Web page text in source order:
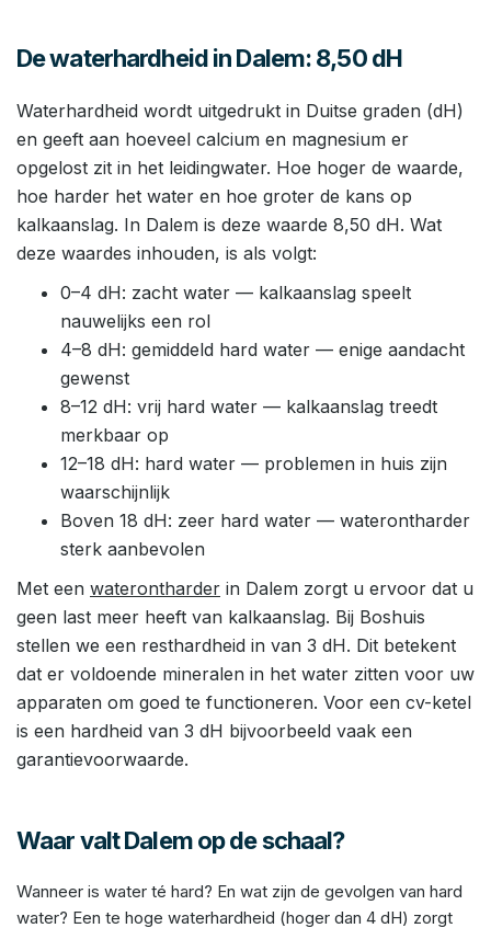
De waterhardheid in Dalem: 8,50 dH
Waterhardheid wordt uitgedrukt in Duitse graden (dH)
en geeft aan hoeveel calcium en magnesium er
opgelost zit in het leidingwater. Hoe hoger de waarde,
hoe harder het water en hoe groter de kans op
kalkaanslag. In Dalem is deze waarde 8,50 dH. Wat
deze waardes inhouden, is als volgt:
0–4 dH: zacht water — kalkaanslag speelt
nauwelijks een rol
4–8 dH: gemiddeld hard water — enige aandacht
gewenst
8–12 dH: vrij hard water — kalkaanslag treedt
merkbaar op
12–18 dH: hard water — problemen in huis zijn
waarschijnlijk
Boven 18 dH: zeer hard water — waterontharder
sterk aanbevolen
Met een waterontharder in Dalem zorgt u ervoor dat u
geen last meer heeft van kalkaanslag. Bij Boshuis
stellen we een resthardheid in van 3 dH. Dit betekent
dat er voldoende mineralen in het water zitten voor uw
apparaten om goed te functioneren. Voor een cv-ketel
is een hardheid van 3 dH bijvoorbeeld vaak een
garantievoorwaarde.
Waar valt Dalem op de schaal?
Wanneer is water té hard? En wat zijn de gevolgen van hard
water? Een te hoge waterhardheid (hoger dan 4 dH) zorgt